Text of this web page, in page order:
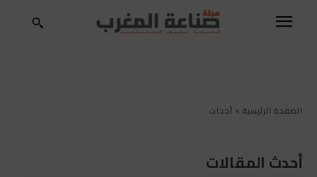
الصفحة الرئيسية أحداث
أحدث المقالات